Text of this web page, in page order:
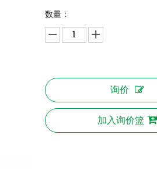
数量：
询价
加入询价篮